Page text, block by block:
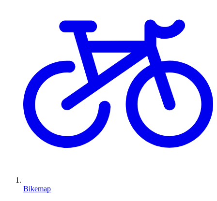
Bikemap